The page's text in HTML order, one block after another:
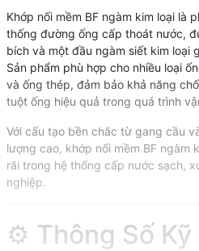
Khớp nối mềm BF ngàm kim loại là
thống đường ống cấp thoát nước,
bích và một đầu ngàm siết kim loại
Sản phẩm phù hợp cho nhiều loại
và ống thép, đảm bảo khả năng
tuột ống hiệu quả trong quá trình
Với cấu tạo bền chắc từ gang cầu
lượng cao, khớp nối mềm BF ngàm
rãi trong hệ thống cấp nước sạch,
nghiệp.
⚙️ Thông Số Kỹ